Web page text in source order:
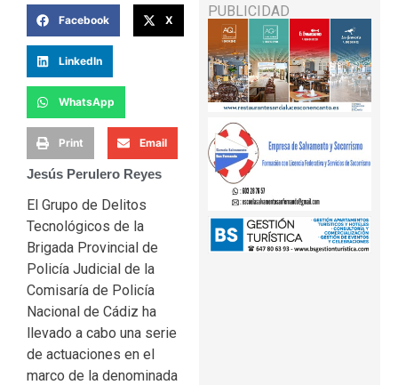
Facebook X
LinkedIn
WhatsApp
Print Email
Jesús Perulero Reyes
El Grupo de Delitos
Tecnológicos de la
Brigada Provincial de
Policía Judicial de la
Comisaría de Policía
Nacional de Cádiz ha
llevado a cabo una serie
de actuaciones en el
marco de la denominada
PUBLICIDAD